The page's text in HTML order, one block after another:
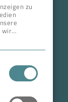
zu
wir
oder